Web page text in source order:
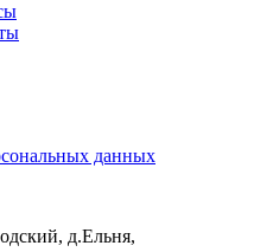
данных
д.Ельня,